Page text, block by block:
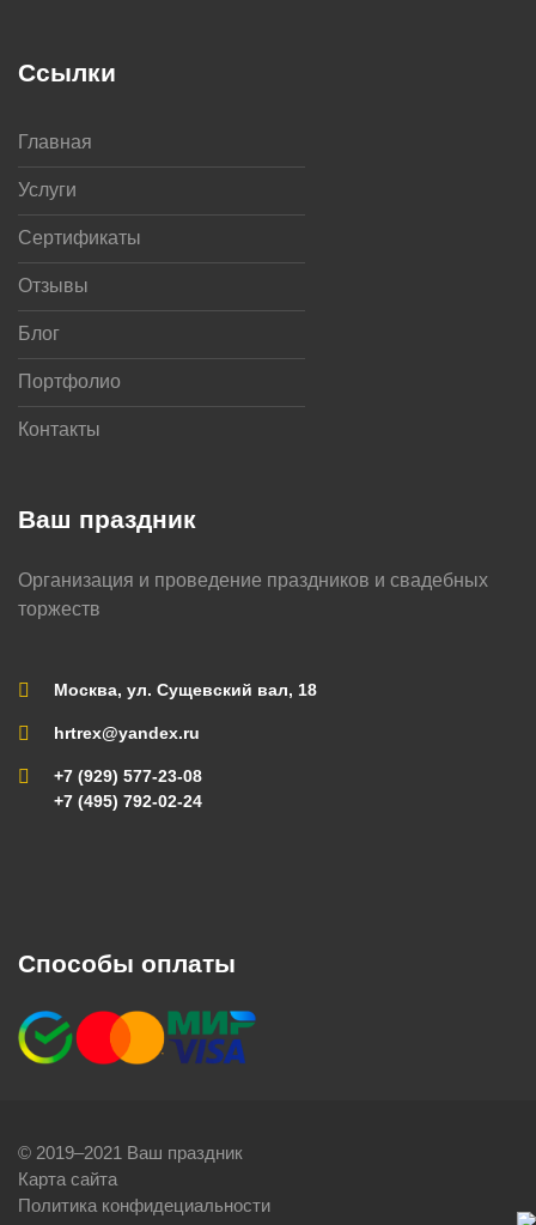
Ваш праздник
Организация и проведение праздников и свадебных
торжеств
Москва, ул. Сущевский вал, 18
hrtrex@yandex.ru
+7 (929) 577-23-08
+7 (495) 792-02-24
Ссылки
Главная
Услуги
Сертификаты
Отзывы
Блог
Портфолио
Контакты
Способы оплаты
© 2019–2021 Ваш праздник
Карта сайта
Политика конфидециальности